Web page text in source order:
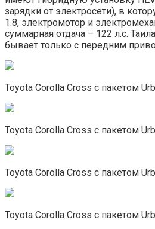
зарядки от электросети), в
1.8, электромотор и
суммарная отдача – 122 л.с.
бывает только с передним
Toyota Corolla Cross с пакетом
Toyota Corolla Cross с пакетом
Toyota Corolla Cross с пакетом
Toyota Corolla Cross с пакетом